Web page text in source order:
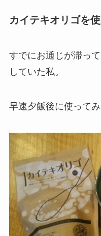
カイテキオリゴを
すでにお通じが滞っ
していた私。
早速夕飯後に使って